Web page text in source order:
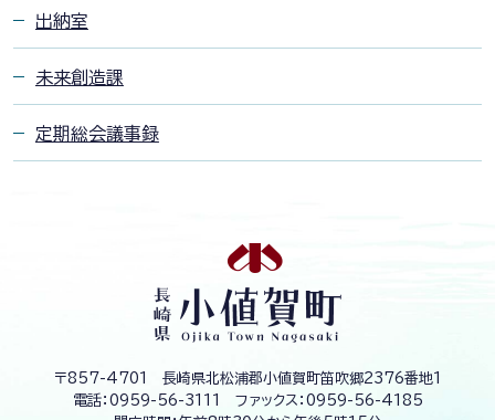
出納室
未来創造課
定期総会議事録
県
小
値
賀
O
j
〒857-4701 長崎県北松浦郡小値賀町笛吹郷2376番地1
電話： 0959-56-3111 ファックス： 0959-56-4185